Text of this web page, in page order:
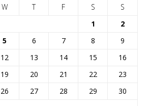
W T F S
S
1
2
5 6 7 8
9
12 13 14 15
16
19 20 21 22
23
26 27 28 29
30